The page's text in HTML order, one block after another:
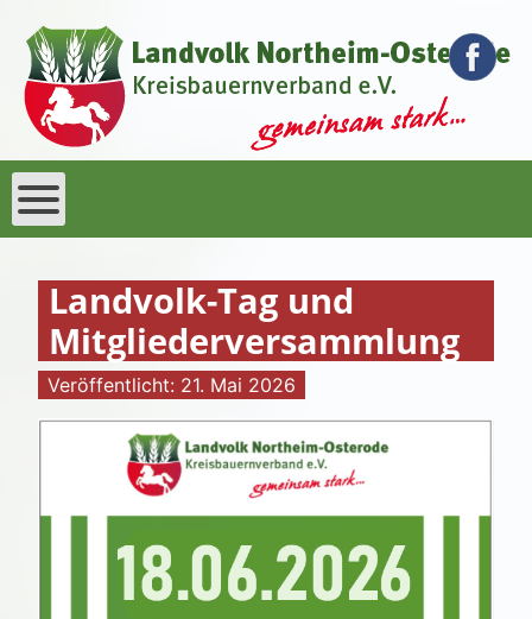
Landvolk-Tag und
Mitgliederversammlung
Veröffentlicht: 21. Mai 2026